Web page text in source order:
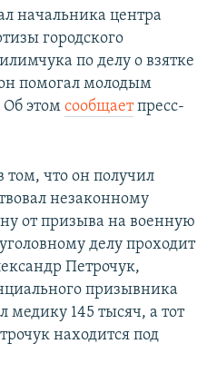
начальника центра
городского
по делу о взятке
он помогал молодым
этом сообщаетпресс-
том, что он получил
незаконному
от призыва на военную
делу проходит
Петрочук,
призывника
медику 145 тысяч, а тот
находится под